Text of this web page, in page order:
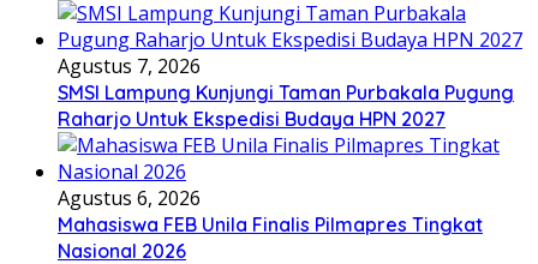
Agustus 7, 2026
SMSI Lampung Kunjungi Taman Purbakala Pugung
Raharjo Untuk Ekspedisi Budaya HPN 2027
Agustus 6, 2026
Mahasiswa FEB Unila Finalis Pilmapres Tingkat
Nasional 2026